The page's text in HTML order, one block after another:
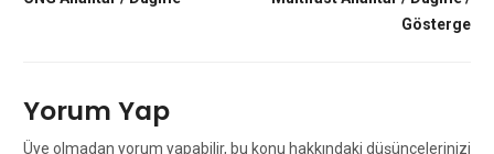
Gösterge
Yorum Yap
Üye olmadan yorum yapabilir, bu konu hakkındaki düşüncelerinizi